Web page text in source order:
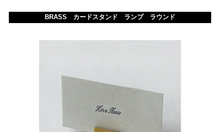
BRASS カードスタンド ランプ ラウンド